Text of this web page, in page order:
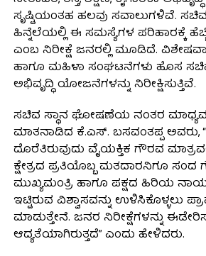
ಸೃಷ್ಟಿಯಂತಹ ಹಲವು ಸವಾಲುಗಳಿವೆ.
ಹಿನ್ನೆಲೆಯಲ್ಲಿ ಈ ಸಮಸ್ಯೆಗಳ ಪರಿಹಾರಕ್ಕೆ
ಎಂಬ ನಿರೀಕ್ಷೆ ಜನರಲ್ಲಿ ಮೂಡಿದೆ.
ಹಾಗೂ ಮಹಿಳಾ ಸಂಘಟನೆಗಳು ಹೊಸ
ಅಭಿವೃದ್ಧಿ ಯೋಜನೆಗಳನ್ನು ನಿರೀಕ್ಷಿಸುತ್ತಿವೆ.
ಸಚಿವ ಸ್ಥಾನ ಘೋಷಣೆಯ ನಂತರ
ಮಾತನಾಡಿದ ಕೆ.ಎಸ್. ಬಸವಂತಪ್ಪ ಅವರು,
ದೊರೆತಿರುವುದು ವೈಯಕ್ತಿಕ ಗೌರವ
ಕ್ಷೇತ್ರದ ಪ್ರತಿಯೊಬ್ಬ ಮತದಾರನಿಗೂ
ಮುಖ್ಯಮಂತ್ರಿ ಹಾಗೂ ಪಕ್ಷದ ಹಿರಿಯ
ಇಟ್ಟಿರುವ ವಿಶ್ವಾಸವನ್ನು ಉಳಿಸಿಕೊಳ್ಳಲು
ಮಾಡುತ್ತೇನೆ. ಜನರ ನಿರೀಕ್ಷೆಗಳನ್ನು
ಆದ್ಯತೆಯಾಗಿರುತ್ತದೆ” ಎಂದು ಹೇಳಿದರು.